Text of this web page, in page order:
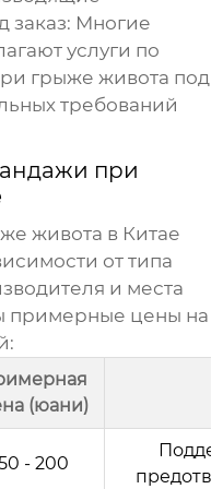
заказ: Многие
услуги по
грыже живота под
требований
при
живота в Китае
от типа
и места
примерные цены на
(юани)
- 200